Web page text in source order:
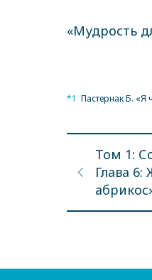
«Мудрость
*1 Пастернак Б. «Я
Том 1:
Глава